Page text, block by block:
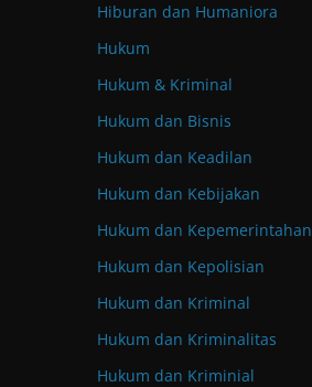
Hiburan dan Humaniora
Hukum
Hukum & Kriminal
Hukum dan Bisnis
Hukum dan Keadilan
Hukum dan Kebijakan
Hukum dan Kepemerintahan
Hukum dan Kepolisian
Hukum dan Kriminal
Hukum dan Kriminalitas
Hukum dan Kriminial